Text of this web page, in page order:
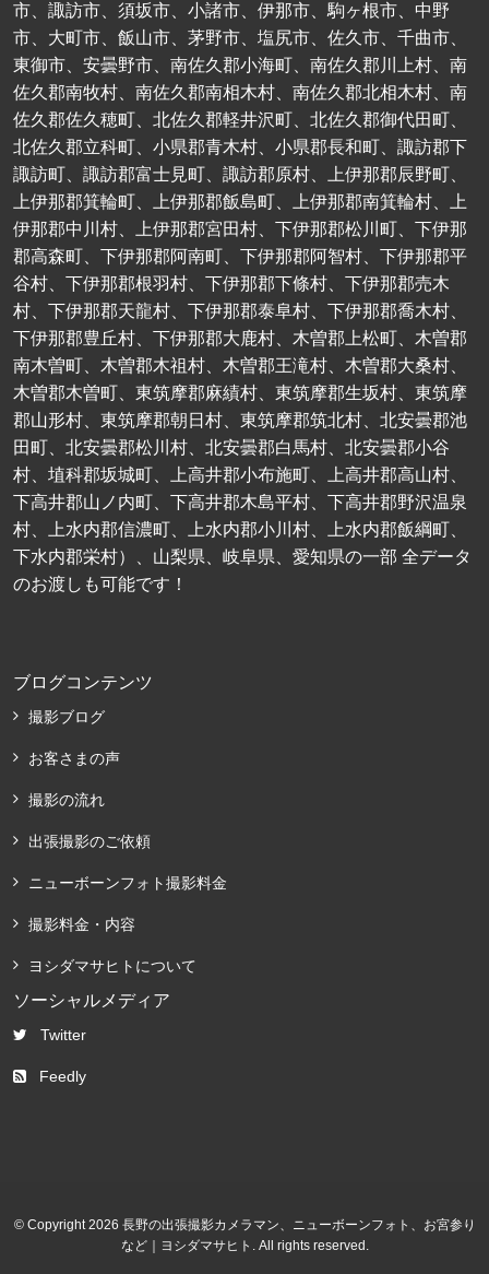
市、諏訪市、須坂市、小諸市、伊那市、駒ヶ根市、中野
市、大町市、飯山市、茅野市、塩尻市、佐久市、千曲市、
東御市、安曇野市、南佐久郡小海町、南佐久郡川上村、南
佐久郡南牧村、南佐久郡南相木村、南佐久郡北相木村、南
佐久郡佐久穂町、北佐久郡軽井沢町、北佐久郡御代田町、
北佐久郡立科町、小県郡青木村、小県郡長和町、諏訪郡下
諏訪町、諏訪郡富士見町、諏訪郡原村、上伊那郡辰野町、
上伊那郡箕輪町、上伊那郡飯島町、上伊那郡南箕輪村、上
伊那郡中川村、上伊那郡宮田村、下伊那郡松川町、下伊那
郡高森町、下伊那郡阿南町、下伊那郡阿智村、下伊那郡平
谷村、下伊那郡根羽村、下伊那郡下條村、下伊那郡売木
村、下伊那郡天龍村、下伊那郡泰阜村、下伊那郡喬木村、
下伊那郡豊丘村、下伊那郡大鹿村、木曽郡上松町、木曽郡
南木曽町、木曽郡木祖村、木曽郡王滝村、木曽郡大桑村、
木曽郡木曽町、東筑摩郡麻績村、東筑摩郡生坂村、東筑摩
郡山形村、東筑摩郡朝日村、東筑摩郡筑北村、北安曇郡池
田町、北安曇郡松川村、北安曇郡白馬村、北安曇郡小谷
村、埴科郡坂城町、上高井郡小布施町、上高井郡高山村、
下高井郡山ノ内町、下高井郡木島平村、下高井郡野沢温泉
村、上水内郡信濃町、上水内郡小川村、上水内郡飯綱町、
下水内郡栄村）、山梨県、岐阜県、愛知県の一部 全データ
のお渡しも可能です！
ブログコンテンツ
撮影ブログ
お客さまの声
撮影の流れ
出張撮影のご依頼
ニューボーンフォト撮影料金
撮影料金・内容
ヨシダマサヒトについて
ソーシャルメディア
Twitter
Feedly
© Copyright 2026 長野の出張撮影カメラマン、ニューボーンフォト、お宮参り
など｜ヨシダマサヒト. All rights reserved.